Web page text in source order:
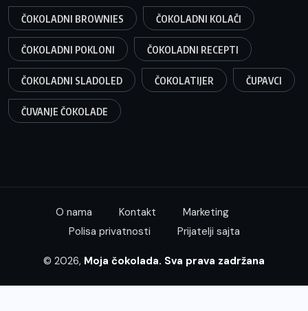
ČOKOLADNI BROWNIES ČOKOLADNI KOLAČI
ČOKOLADNI POKLONI ČOKOLADNI RECEPTI
ČOKOLADNI SLADOLED ČOKOLATIJER ČUPAVCI
ČUVANJE ČOKOLADE
O nama Kontakt
Marketing
Polisa privatnosti
Prijatelji sajta
© 2026, Moja čokolada. Sva prava zadržana